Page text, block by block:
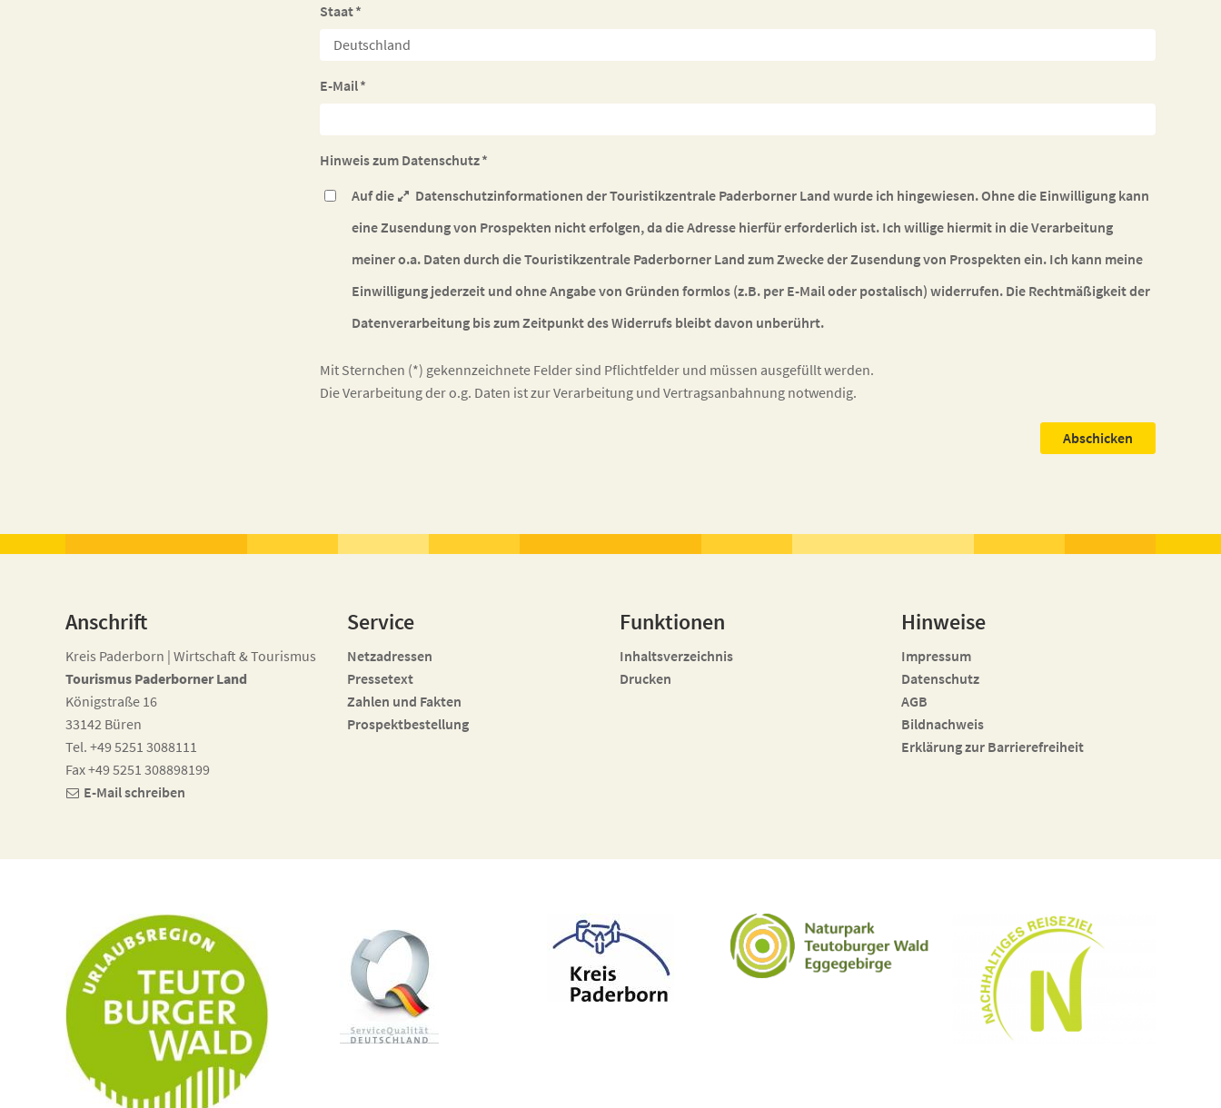
Staat*
E-Mail*
Hinweis zum Datenschutz*
Auf die
Datenschutzinformationen der Touristikzentrale Paderborner Land wurde ich hingewiesen. Ohne die Einwilligung kann
eine Zusendung von Prospekten nicht erfolgen, da die Adresse hierfür erforderlich ist. Ich willige hiermit in die Verarbeitung
meiner o.a. Daten durch die Touristikzentrale Paderborner Land zum Zwecke der Zusendung von Prospekten ein. Ich kann meine
Einwilligung jederzeit und ohne Angabe von Gründen formlos (z.B. per E-Mail oder postalisch) widerrufen. Die Rechtmäßigkeit der
Datenverarbeitung bis zum Zeitpunkt des Widerrufs bleibt davon unberührt.
Mit Sternchen (*) gekennzeichnete Felder sind Pflichtfelder und müssen ausgefüllt werden.
Die Verarbeitung der o.g. Daten ist zur Verarbeitung und Vertragsanbahnung notwendig.
Abschicken
Anschrift
Kreis Paderborn | Wirtschaft & Tourismus
Tourismus Paderborner Land
Königstraße 16
33142 Büren
Tel. +49 5251 3088111
Fax +49 5251 308898199
E-Mail schreiben
Service
Netzadressen
Pressetext
Zahlen und Fakten
Prospektbestellung
Funktionen
Inhaltsverzeichnis
Drucken
Hinweise
Impressum
Datenschutz
AGB
Bildnachweis
Erklärung zur Barrierefreiheit